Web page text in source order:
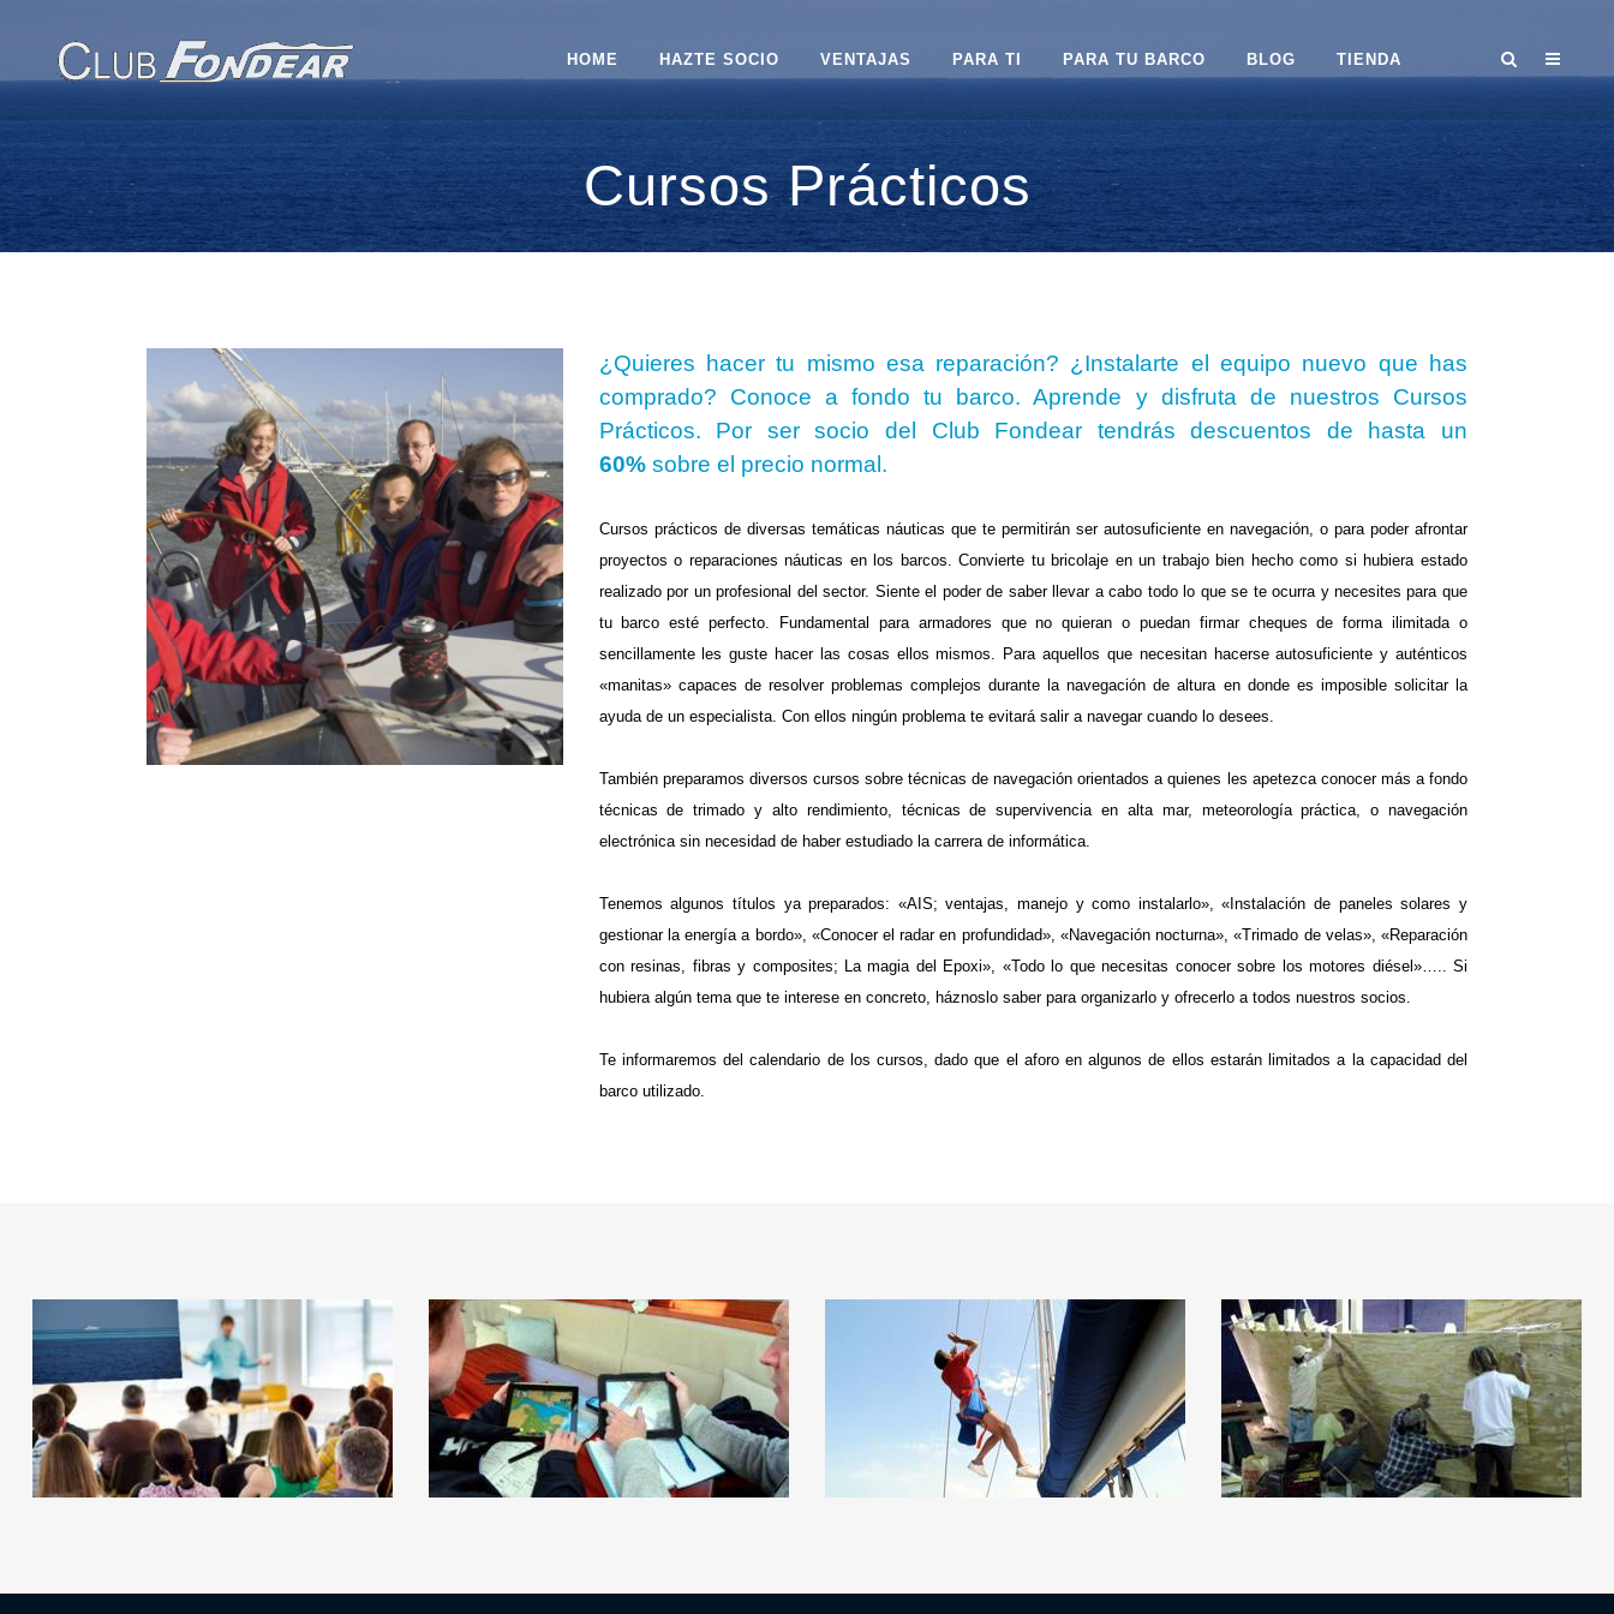
HOME HAZTE SOCIO VENTAJAS PARA TI PARA TU BARCO BLOG TIENDA
Cursos Prácticos
¿Quieres hacer tu mismo esa reparación? ¿Instalarte el equipo nuevo que has
comprado? Conoce a fondo tu barco. Aprende y disfruta de nuestros Cursos
Prácticos. Por ser socio del Club Fondear tendrás descuentos de hasta un
60% sobre el precio normal.
Cursos prácticos de diversas temáticas náuticas que te permitirán ser autosuficiente en navegación, o para poder afrontar
proyectos o reparaciones náuticas en los barcos. Convierte tu bricolaje en un trabajo bien hecho como si hubiera estado
realizado por un profesional del sector. Siente el poder de saber llevar a cabo todo lo que se te ocurra y necesites para que
tu barco esté perfecto. Fundamental para armadores que no quieran o puedan firmar cheques de forma ilimitada o
sencillamente les guste hacer las cosas ellos mismos. Para aquellos que necesitan hacerse autosuficiente y auténticos
«manitas» capaces de resolver problemas complejos durante la navegación de altura en donde es imposible solicitar la
ayuda de un especialista. Con ellos ningún problema te evitará salir a navegar cuando lo desees.
También preparamos diversos cursos sobre técnicas de navegación orientados a quienes les apetezca conocer más a fondo
técnicas de trimado y alto rendimiento, técnicas de supervivencia en alta mar, meteorología práctica, o navegación
electrónica sin necesidad de haber estudiado la carrera de informática.
Tenemos algunos títulos ya preparados: «AIS; ventajas, manejo y como instalarlo», «Instalación de paneles solares y
gestionar la energía a bordo», «Conocer el radar en profundidad», «Navegación nocturna», «Trimado de velas», «Reparación
con resinas, fibras y composites; La magia del Epoxi», «Todo lo que necesitas conocer sobre los motores diésel»….. Si
hubiera algún tema que te interese en concreto, háznoslo saber para organizarlo y ofrecerlo a todos nuestros socios.
Te informaremos del calendario de los cursos, dado que el aforo en algunos de ellos estarán limitados a la capacidad del
barco utilizado.